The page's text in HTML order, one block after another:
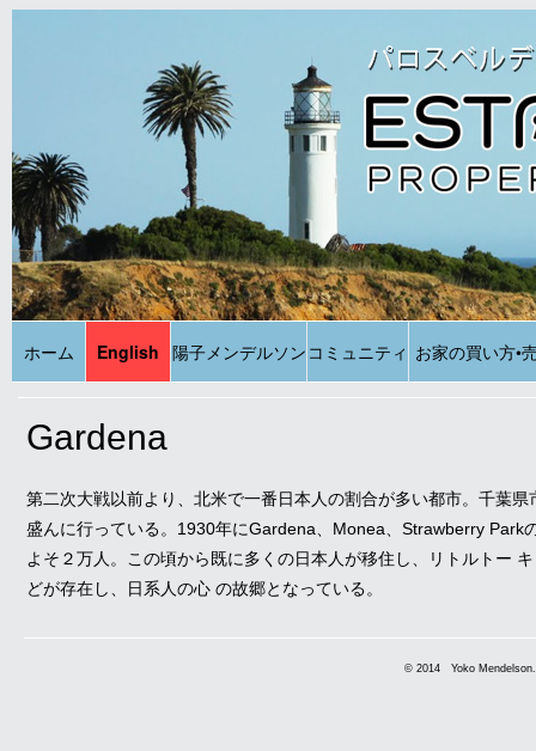
ホーム English 陽子メンデルソン コミュニティ お家の買い方•
Gardena
第二次大戦以前より、北米で一番日本人の割合が多い都市。千葉
盛んに行っている。1930年にGardena、Monea、Strawberry Park
よそ２万人。この頃から既に多くの日本人が移住し、リトルトー
どが存在し、日系人の心 の故郷となっている。
© 2014 Yoko